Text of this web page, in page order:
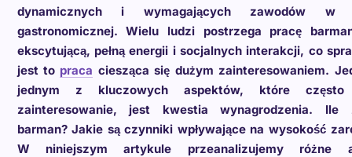
dynamicznych i wymagających zawodów w
gastronomicznej. Wielu ludzi postrzega pracę
ekscytującą, pełną energii i socjalnych interakcji, co
jest to praca ciesząca się dużym zainteresowaniem.
jednym z kluczowych aspektów, które często
zainteresowanie, jest kwestia wynagrodzenia. Ile
barman? Jakie są czynniki wpływające na wysokość
W niniejszym artykule przeanalizujemy różne